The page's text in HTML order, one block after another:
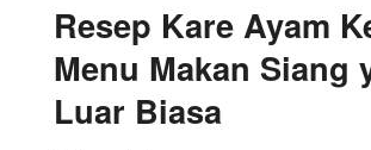
Resep Kare Ayam
Menu Makan Siang
Luar Biasa